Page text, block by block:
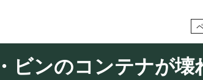
ビンのコンテナが壊